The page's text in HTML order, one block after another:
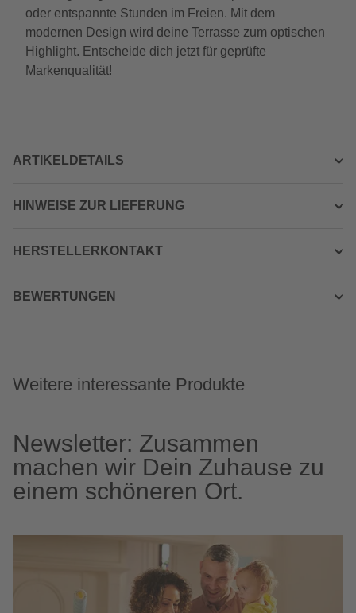
oder entspannte Stunden im Freien. Mit dem
modernen Design wird deine Terrasse zum optischen
Highlight. Entscheide dich jetzt für geprüfte
Markenqualität!
ARTIKELDETAILS
HINWEISE ZUR LIEFERUNG
HERSTELLERKONTAKT
BEWERTUNGEN
Weitere interessante Produkte
Newsletter: Zusammen
machen wir Dein Zuhause zu
einem schöneren Ort.